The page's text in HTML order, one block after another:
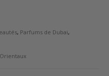
, Parfums de Dubai,